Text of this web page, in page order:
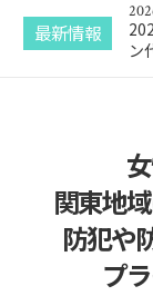
最新情報
ン
関東地
防犯や
プ